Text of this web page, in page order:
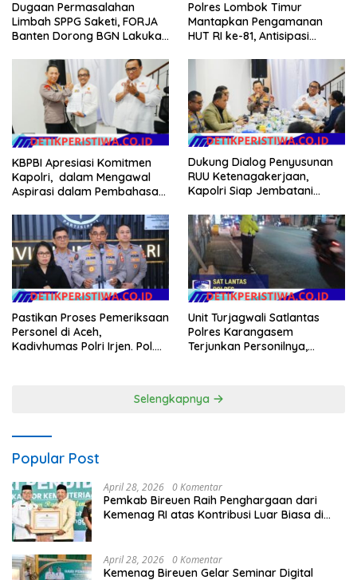
Dugaan Permasalahan
Limbah SPPG Saketi, FORJA
Banten Dorong BGN Lakukan
Polres Lombok Timur
Mantapkan Pengamanan
HUT RI ke-81, Antisipasi
Agenda Kapolri
KBPBI Apresiasi Komitmen
Kapolri, dalam Mengawal
Aspirasi dalam Pembahasan
Dukung Dialog Penyusunan
RUU Ketenagakerjaan,
Kapolri Siap Jembatani
Pastikan Proses Pemeriksaan
Personel di Aceh,
Kadivhumas Polri Irjen. Pol.
Unit Turjagwali Satlantas
Polres Karangasem
Terjunkan Personilnya,
Selengkapnya
Popular Post
April 28, 2026 0 Komentar
Pemkab Bireuen Raih Penghargaan dari
Kemenag RI atas Kontribusi Luar Biasa di
April 28, 2026 0 Komentar
Kemenag Bireuen Gelar Seminar Digital